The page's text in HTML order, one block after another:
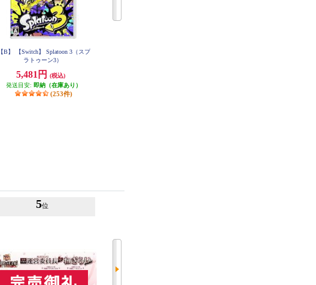
【B】 【Switch】 Splatoon 3（スプ
ラトゥーン3）
5,481円
(税込)
発送目安: 即納（在庫あり）
(253件)
5位